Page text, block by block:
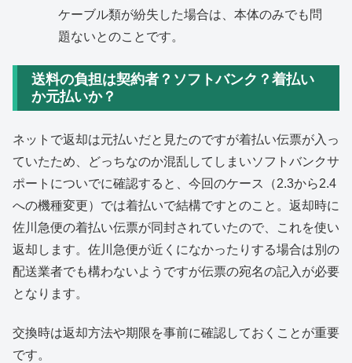
ケーブル類が紛失した場合は、本体のみでも問
題ないとのことです。
送料の負担は契約者？ソフトバンク？着払い
か元払いか？
ネットで返却は元払いだと見たのですが着払い伝票が入っ
ていたため、どっちなのか混乱してしまいソフトバンクサ
ポートについでに確認すると、今回のケース（2.3から2.4
への機種変更）では着払いで結構ですとのこと。返却時に
佐川急便の着払い伝票が同封されていたので、これを使い
返却します。佐川急便が近くになかったりする場合は別の
配送業者でも構わないようですが伝票の宛名の記入が必要
となります。
交換時は返却方法や期限を事前に確認しておくことが重要
です。